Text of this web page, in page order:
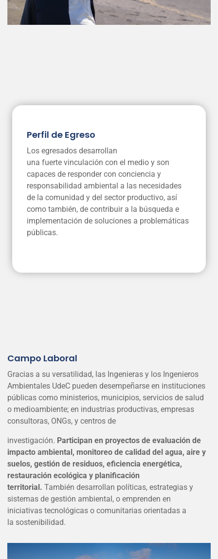
Perfil de Egreso
Los egresados desarrollan
una fuerte vinculación con el medio y son
capaces de responder con conciencia y
responsabilidad ambiental a las necesidades
de la comunidad y del sector productivo, así
como también, de contribuir a la búsqueda e
implementación de soluciones a problemáticas
públicas.
Campo Laboral
Gracias a su versatilidad, las Ingenieras y los Ingenieros
Ambientales UdeC pueden desempeñarse en instituciones
públicas como ministerios, municipios, servicios de salud
o medioambiente; en industrias productivas, empresas
consultoras, ONGs, y centros de
investigación. Participan en proyectos de evaluación de
impacto ambiental, monitoreo de calidad del agua, aire y
suelos, gestión de residuos, eficiencia energética,
restauración ecológica y planificación
territorial. También desarrollan políticas, estrategias y
sistemas de gestión ambiental, o emprenden en
iniciativas tecnológicas o comunitarias orientadas a
la sostenibilidad.